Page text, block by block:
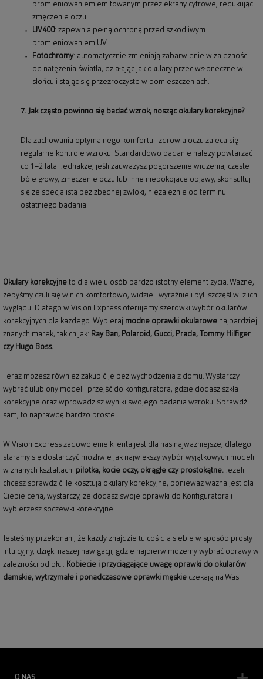
promieniowaniem emitowanym przez ekrany cyfrowe, redukując
zmęczenie oczu.
UV400: zapewnia pełną ochronę przed szkodliwym
promieniowaniem UV.
Fotochromy: automatycznie zmieniają zabarwienie w zależności
od natężenia światła, działając jak okulary przeciwsłoneczne w
słońcu i stając się przezroczyste w pomieszczeniach.
7. Jak często powinno się badać wzrok, nosząc okulary korekcyjne?
Dla zachowania optymalnego komfortu i zdrowia oczu zaleca się
regularne kontrole wzroku. Standardowo badanie należy powtarzać
co 1–2 lata. Jednakże, jeśli zauważysz pogorszenie widzenia, częste
bóle głowy, zmęczenie oczu lub inne niepokojące objawy, skonsultuj
się ze specjalistą bez zbędnej zwłoki, niezależnie od terminu
ostatniego badania.
Okulary korekcyjne to dla wielu osób bardzo istotny element życia. Ważne,
żebyśmy czuli się w nich komfortowo, widzieli wyraźnie i byli szczęśliwi z ich
wyglądu. Dlatego w Vision Express oferujemy szerowki wybór okularów
korekcyjnych dla każdego. Wybieraj modne oprawki okularowe najbardziej
znanych marek, takich jak: Ray Ban, Polaroid , Gucci, Prada, Tommy Hilfiger
czy Hugo Boss.
Teraz możesz również zakupić je bez wychodzenia z domu. Wystarczy
wybrać ulubiony model i przejść do konfiguratora, gdzie dodasz szkła
korekcyjne oraz wprowadzisz wyniki swojego badania wzroku. Sprawdź
sam, to naprawdę bardzo proste!
W Vision Express zadowolenie klienta jest dla nas najważniejsze, dlatego
staramy się dostarczyć możliwie jak największy wybór wyjątkowych modeli
w znanych kształtach: pilotka, kocie oczy, okrągłe czy prostokątne. Jeżeli
chcesz sprawdzić ile kosztują okulary korekcyjne, ponieważ ważna jest dla
Ciebie cena, wystarczy, że dodasz swoje oprawki do Konfiguratora i
wybierzesz soczewki korekcyjne.
Jesteśmy przekonani, że każdy znajdzie tu coś dla siebie w sposób prosty i
intuicyjny, dzięki naszej nawigacji, gdzie najpierw możemy wybrać oprawy w
zależności od płci. Kobiecie i przyciągające uwagę oprawki do okularów
damskie, wytrzymałe i ponadczasowe oprawki męskie czekają na Was!